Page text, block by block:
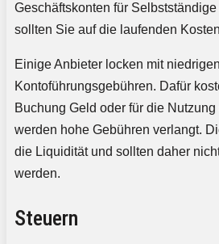
Geschäftskonten für Selbstständige
sollten Sie auf die laufenden
Einige Anbieter locken mit
Kontoführungsgebühren. Dafür
Buchung Geld oder für die
werden hohe Gebühren verlangt.
die Liquidität und sollten daher
werden.
Steuern